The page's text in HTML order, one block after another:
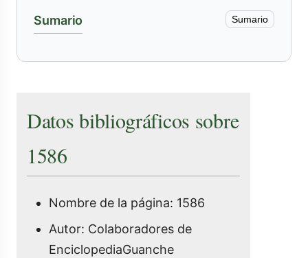
Sumario Sumario
Datos bibliográficos sobre
1586
Nombre de la página: 1586
Autor: Colaboradores de
EnciclopediaGuanche